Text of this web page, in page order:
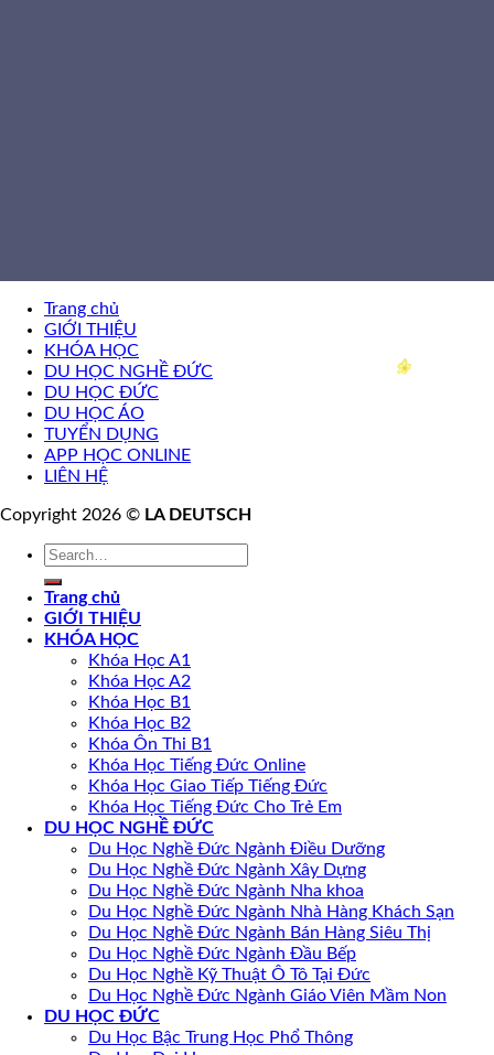
Trang chủ
GIỚI THIỆU
KHÓA HỌC
DU HỌC NGHỀ ĐỨC
DU HỌC ĐỨC
DU HỌC ÁO
TUYỂN DỤNG
APP HỌC ONLINE
LIÊN HỆ
Copyright 2026 © LA DEUTSCH
Trang chủ
GIỚI THIỆU
KHÓA HỌC
Khóa Học A1
Khóa Học A2
Khóa Học B1
Khóa Học B2
Khóa Ôn Thi B1
Khóa Học Tiếng Đức Online
Khóa Học Giao Tiếp Tiếng Đức
Khóa Học Tiếng Đức Cho Trẻ Em
DU HỌC NGHỀ ĐỨC
Du Học Nghề Đức Ngành Điều Dưỡng
Du Học Nghề Đức Ngành Xây Dựng
Du Học Nghề Đức Ngành Nha khoa
Du Học Nghề Đức Ngành Nhà Hàng Khách Sạn
Du Học Nghề Đức Ngành Bán Hàng Siêu Thị
Du Học Nghề Đức Ngành Đầu Bếp
Du Học Nghề Kỹ Thuật Ô Tô Tại Đức
Du Học Nghề Đức Ngành Giáo Viên Mầm Non
DU HỌC ĐỨC
Du Học Bậc Trung Học Phổ Thông